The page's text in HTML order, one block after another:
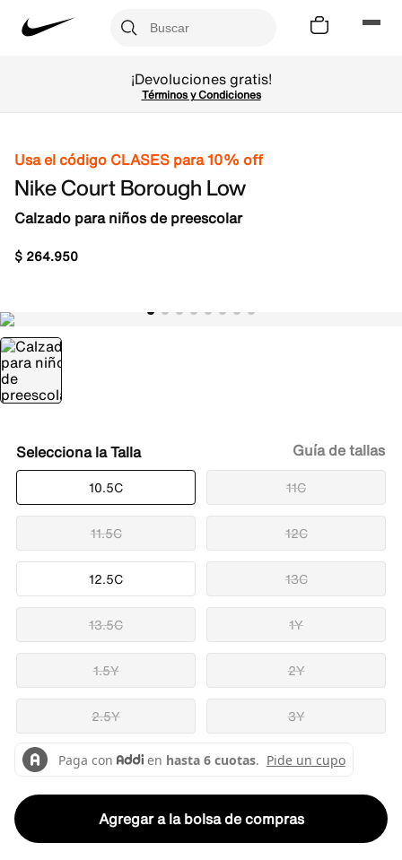
¡Devoluciones gratis!
Términos y Condiciones
Usa el código CLASES para 10% off
Nike Court Borough Low
Calzado para niños de preescolar
$ 264.950
Talla
10.5C 11C
11.5C 12C
12.5C 13C
13.5C 1Y
1.5Y 2Y
2.5Y 3Y
Guía de tallas
Agregar a la bolsa de compras